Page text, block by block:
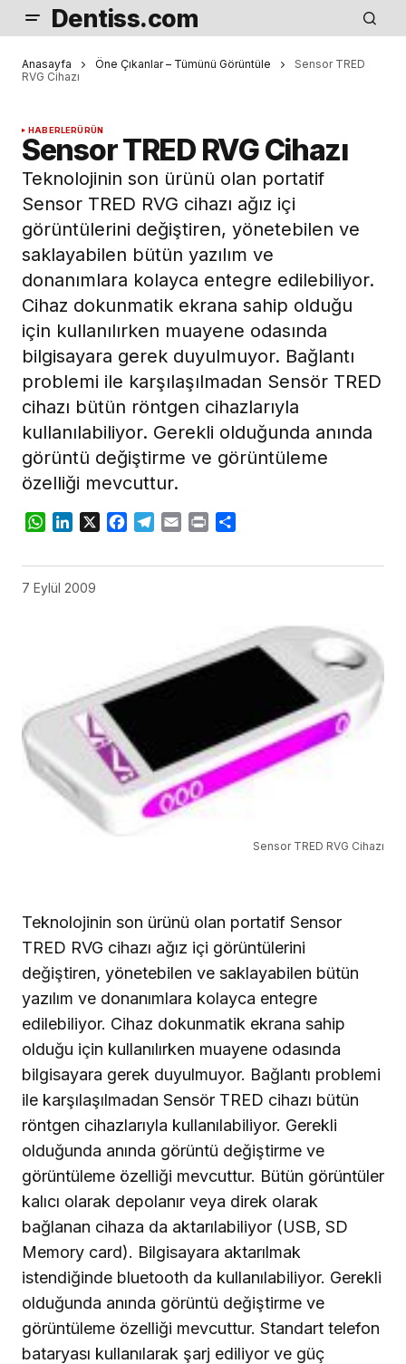
Dentiss.com
Anasayfa Öne Çıkanlar – Tümünü Görüntüle
Sensor TRED
RVG Cihazı
HABERLERÜRÜN
Sensor TRED RVG Cihazı
Teknolojinin son ürünü olan portatif
Sensor TRED RVG cihazı ağız içi
görüntülerini değiştiren, yönetebilen ve
saklayabilen bütün yazılım ve
donanımlara kolayca entegre edilebiliyor.
Cihaz dokunmatik ekrana sahip olduğu
için kullanılırken muayene odasında
bilgisayara gerek duyulmuyor. Bağlantı
problemi ile karşılaşılmadan Sensör TRED
cihazı bütün röntgen cihazlarıyla
kullanılabiliyor. Gerekli olduğunda anında
görüntü değiştirme ve görüntüleme
özelliği mevcuttur.
WhatsApp
LinkedIn
X Facebook
Telegram
Email Print
7 Eylül 2009
Sensor TRED RVG Cihazı
Teknolojinin son ürünü olan portatif Sensor
TRED RVG cihazı ağız içi görüntülerini
değiştiren, yönetebilen ve saklayabilen bütün
yazılım ve donanımlara kolayca entegre
edilebiliyor. Cihaz dokunmatik ekrana sahip
olduğu için kullanılırken muayene odasında
bilgisayara gerek duyulmuyor. Bağlantı problemi
ile karşılaşılmadan Sensör TRED cihazı bütün
röntgen cihazlarıyla kullanılabiliyor. Gerekli
olduğunda anında görüntü değiştirme ve
görüntüleme özelliği mevcuttur. Bütün görüntüler
kalıcı olarak depolanır veya direk olarak
bağlanan cihaza da aktarılabiliyor (USB, SD
Memory card). Bilgisayara aktarılmak
istendiğinde bluetooth da kullanılabiliyor. Gerekli
olduğunda anında görüntü değiştirme ve
görüntüleme özelliği mevcuttur. Standart telefon
bataryası kullanılarak şarj ediliyor ve güç